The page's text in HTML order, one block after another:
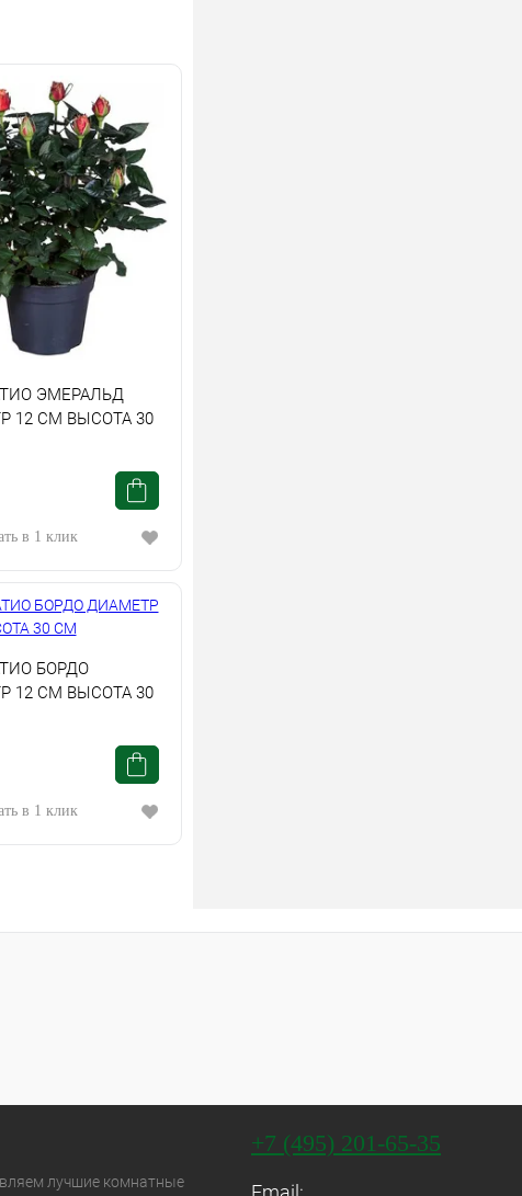
ЭМЕРАЛЬД
12 СМ ВЫСОТА 30
в 1 клик
БОРДО
12 СМ ВЫСОТА 30
в 1 клик
лучшие комнатные
+7 (495) 201-65-35